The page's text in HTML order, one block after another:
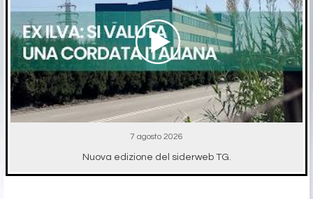
7 agosto 2026
Nuova edizione del siderweb TG.